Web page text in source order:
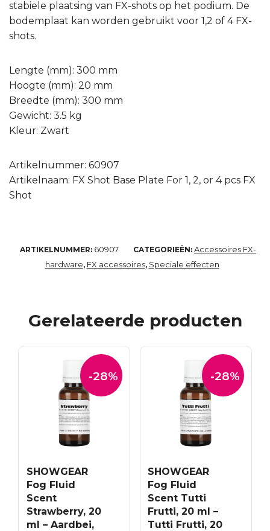
stabiele plaatsing van FX-shots op het podium. De
bodemplaat kan worden gebruikt voor 1,2 of 4 FX-
shots.
Lengte (mm): 300 mm
Hoogte (mm): 20 mm
Breedte (mm): 300 mm
Gewicht: 3.5 kg
Kleur: Zwart
Artikelnummer: 60907
Artikelnaam: FX Shot Base Plate For 1, 2, or 4 pcs FX
Shot
ARTIKELNUMMER: 60907 CATEGORIEËN: Accessoires FX-
hardware, FX accessoires, Speciale effecten
Gerelateerde producten
-28%
SHOWGEAR
Fog Fluid
Scent
Strawberry, 20
ml – Aardbei,
-28%
SHOWGEAR
Fog Fluid
Scent Tutti
Frutti, 20 ml –
Tutti Frutti, 20